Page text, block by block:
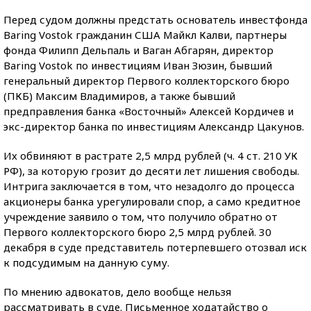
Перед судом должны предстать основатель инвестфонда
Baring Vostok гражданин США Майкл Калви, партнеры
фонда Филипп Дельпаль и Ваган Абгарян, директор
Baring Vostok по инвестициям Иван Зюзин, бывший
генеральный директор Первого коллекторского бюро
(ПКБ) Максим Владимиров, а также бывший
предправления банка «Восточный» Алексей Кордичев и
экс-директор банка по инвестициям Александр Цакунов.
Их обвиняют в растрате 2,5 млрд рублей (ч. 4 ст. 210 УК
РФ), за которую грозит до десяти лет лишения свободы.
Интрига заключается в том, что незадолго до процесса
акционеры банка урегулировали спор, а само кредитное
учреждение заявило о том, что получило обратно от
Первого коллекторского бюро 2,5 млрд рублей. 30
декабря в суде представитель потерпевшего отозвал иск
к подсудимым на данную суму.
По мнению адвокатов, дело вообще нельзя
рассматривать в суде. Письменное ходатайство о